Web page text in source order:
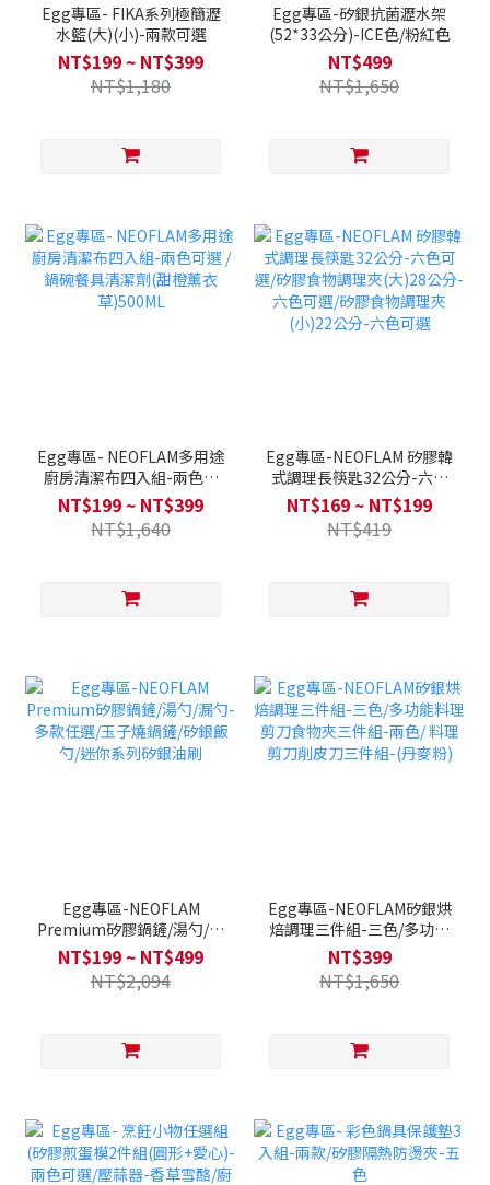
Egg專區- FIKA系列極簡瀝
水籃(大)(小)-兩款可選
NT$199 ~ NT$399
NT$1,180
Egg專區-矽銀抗菌瀝水架
(52*33公分)-ICE色/粉紅色
NT$499
NT$1,650
Egg專區- NEOFLAM多用途
廚房清潔布四入組-兩色可
選 / 鍋碗餐具清潔劑(甜橙薰
衣草)500ML
NT$199 ~ NT$399
NT$1,640
Egg專區-NEOFLAM 矽膠韓
式調理長筷匙32公分-六色
可選/矽膠食物調理夾(大)28
公分-六色可選/矽膠食物調
理夾(小)22公分-六色可選
NT$169 ~ NT$199
NT$419
Egg專區-NEOFLAM
Premium矽膠鍋鏟/湯勺/漏
勺-多款任選/玉子燒鍋鏟/矽
銀飯勺/迷你系列矽銀油刷
NT$199 ~ NT$499
NT$2,094
Egg專區-NEOFLAM矽銀烘
焙調理三件組-三色/多功能
料理剪刀食物夾三件組-兩
色/ 料理剪刀削皮刀三件組-
(丹麥粉)
NT$399
NT$1,650